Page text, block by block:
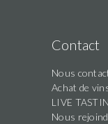
Contact
Nous
Achat de
LIVE
Nous